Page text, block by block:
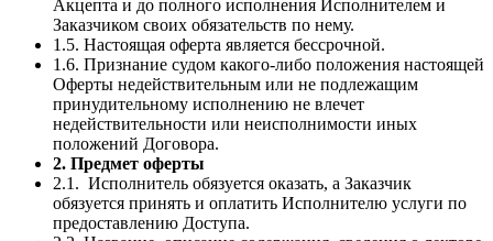
Акцепта и до полного исполнения Исполнителем и
Заказчиком своих обязательств по нему.
1.5. Настоящая оферта является бессрочной.
1.6. Признание судом какого-либо положения настоящей
Оферты недействительным или не подлежащим
принудительному исполнению не влечет
недействительности или неисполнимости иных
положений Договора.
2. Предмет оферты
2.1. Исполнитель обязуется оказать, а Заказчик
обязуется принять и оплатить Исполнителю услуги по
предоставлению Доступа.